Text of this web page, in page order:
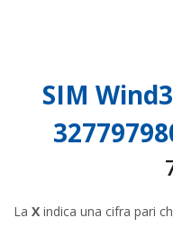
SIM
La X indica una cifra pari